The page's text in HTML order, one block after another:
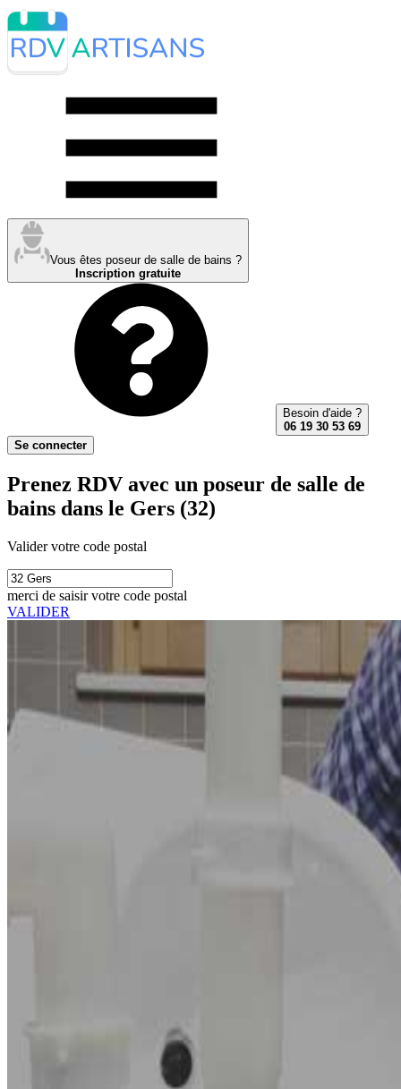
Vous êtes poseur de salle de bains ?
Inscription gratuite
Besoin d'aide ?
06 19 30 53 69
Se connecter
Prenez RDV avec un poseur de salle de
bains dans le Gers (32)
Valider votre code postal
merci de saisir votre code postal
VALIDER